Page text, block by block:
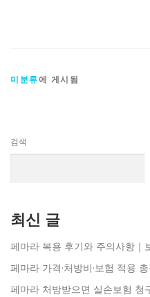
미분류에 게시됨
검색
최신 글
페마라 복용 후기와 주의사항｜
페마라 가격·처방비·보험 적용
페마라 처방받으면 실손보험 청